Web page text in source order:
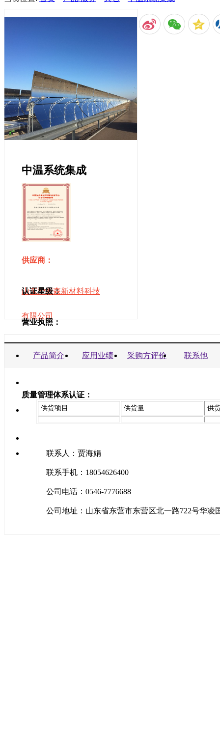
中温系统集成
供应商：
山东爱能森新材料科技
有限公司
认证星级：
营业执照：
商业信誉承诺书：
质量管理体系认证：
产品简介 应用业绩 采购方评价 联系他
供货项目 供货量 供
联系人：贾海娟
联系手机：18054626400
公司电话：0546-7776688
公司地址：山东省东营市东营区北一路722号华凌